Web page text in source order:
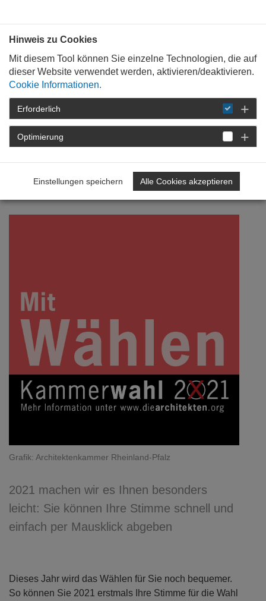
STARTSEITE
FORTBILDUNG
DETAIL
Erstmals online wählen!
Grafik: Architektenkammer Rheinland-Pfalz
2021 machen wir es Ihnen besonders
leicht: Sie können Ihre Stimme schnell und
einfach per Mausklick abgeben
Dieses Jahr wird das Wählen für Sie noch bequemer.
So können Sie 2021 erstmals Ihre Stimme für die Wahl
Hinweis zu Cookies
Mit diesem Tool können Sie einzelne Technologien, die auf
dieser Website verwendet werden, aktivieren/deaktivieren.
Cookie Informationen.
Erforderlich
Optimierung
Einstellungen speichern Alle Cookies akzeptieren